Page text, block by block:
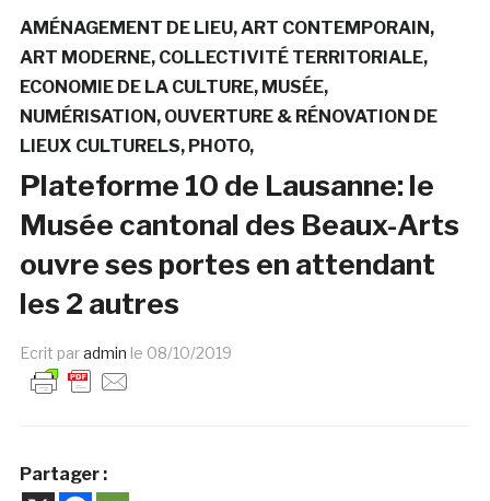
AMÉNAGEMENT DE LIEU ART CONTEMPORAIN
ART MODERNE COLLECTIVITÉ TERRITORIALE
ECONOMIE DE LA CULTURE MUSÉE
NUMÉRISATION OUVERTURE & RÉNOVATION DE
LIEUX CULTURELS PHOTO
Plateforme 10 de Lausanne: le
Musée cantonal des Beaux-Arts
ouvre ses portes en attendant
les 2 autres
Ecrit paradmin le 08/10/2019
Partager :